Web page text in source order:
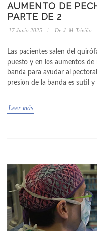
AUMENTO DE
PARTE DE 2
17 Junio 2025 Dr. J. M. Triviño
Las pacientes salen del
puesto y en los aumentos
banda para ayudar al
presión de la banda es sutil
Leer más